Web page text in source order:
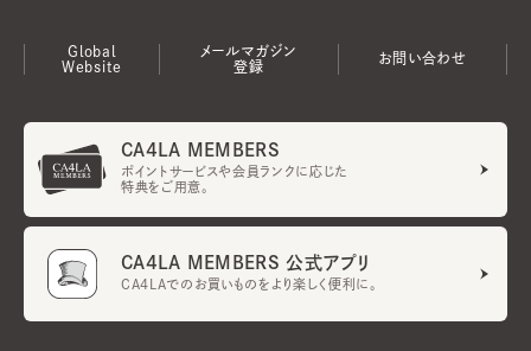
Global
Website
メールマガジン
登録
お問い合わせ
CA4LA MEMBERS
ポイントサービスや会員ランクに応じた
特典をご用意。
CA4LA MEMBERS 公式アプリ
CA4LAでのお買いものをより楽しく便利に。